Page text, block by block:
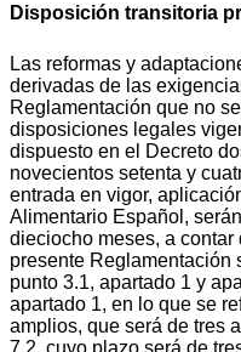
Disposición transitoria
Las reformas y
derivadas de las
Reglamentación que no
disposiciones legales
dispuesto en el Decreto
novecientos setenta y
entrada en vigor,
Alimentario Español,
dieciocho meses, a
presente Reglamentación
punto 3.1, apartado 1 y
apartado 1, en lo que se
amplios, que será de tres
7.2, cuyo plazo será de